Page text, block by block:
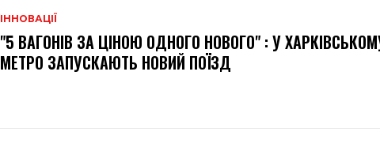
ІННОВАЦІЇ
"5 ВАГОНІВ ЗА ЦІНОЮ ОДНОГО НОВОГО" : У
МЕТРО ЗАПУСКАЮТЬ НОВИЙ ПОЇЗД